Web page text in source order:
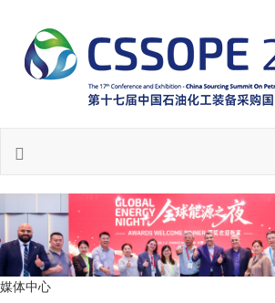
媒体中心